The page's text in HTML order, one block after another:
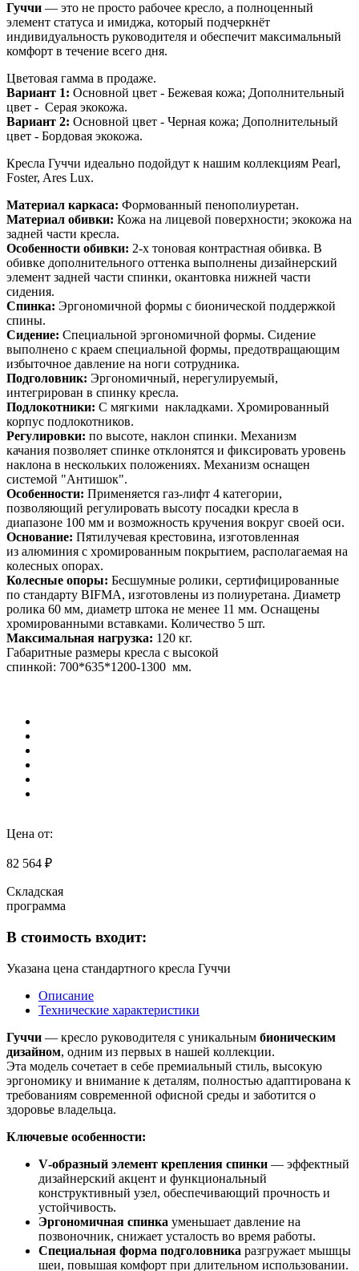
Гуччи — это не просто рабочее кресло, а полноценный
элемент статуса и имиджа, который подчеркнёт
индивидуальность руководителя и обеспечит максимальный
комфорт в течение всего дня.
Цветовая гамма в продаже.
Вариант 1: Основной цвет - Бежевая кожа; Дополнительный
цвет - Серая экокожа.
Вариант 2: Основной цвет - Черная кожа; Дополнительный
цвет - Бордовая экокожа.
Кресла Гуччи идеально подойдут к нашим коллекциям Pearl,
Foster, Ares Lux.
Материал каркаса: Формованный пенополиуретан.
Материал обивки: Кожа на лицевой поверхности; экокожа на
задней части кресла.
Особенности обивки: 2-х тоновая контрастная обивка. В
обивке дополнительного оттенка выполнены дизайнерский
элемент задней части спинки, окантовка нижней части
сидения.
Спинка: Эргономичной формы с бионической поддержкой
спины.
Сидение: Специальной эргономичной формы. Сидение
выполнено с краем специальной формы, предотвращающим
избыточное давление на ноги сотрудника.
Подголовник: Эргономичный, нерегулируемый,
интегрирован в спинку кресла.
Подлокотники: С мягкими накладками. Хромированный
корпус подлокотников.
Регулировки: по высоте, наклон спинки. Механизм
качания позволяет спинке отклонятся и фиксировать уровень
наклона в нескольких положениях. Механизм оснащен
системой "Антишок".
Особенности: Применяется газ-лифт 4 категории,
позволяющий регулировать высоту посадки кресла в
диапазоне 100 мм и возможность кручения вокруг своей оси.
Основание: Пятилучевая крестовина, изготовленная
из алюминия с хромированным покрытием, располагаемая на
колесных опорах.
Колесные опоры: Бесшумные ролики, сертифицированные
по стандарту BIFMA, изготовлены из полиуретана. Диаметр
ролика 60 мм, диаметр штока не менее 11 мм. Оснащены
хромированными вставками. Количество 5 шт.
Максимальная нагрузка: 120 кг.
Габаритные размеры кресла с высокой
спинкой: 700*635*1200-1300 мм.
Цена от:
82 564 ₽
Складская
программа
В стоимость входит:
Указана цена стандартного кресла Гуччи
Описание
Технические характеристики
Гуччи — кресло руководителя с уникальным бионическим
дизайном, одним из первых в нашей коллекции.
Эта модель сочетает в себе премиальный стиль, высокую
эргономику и внимание к деталям, полностью адаптирована к
требованиям современной офисной среды и заботится о
здоровье владельца.
Ключевые особенности:
V‑образный элемент крепления спинки — эффектный
дизайнерский акцент и функциональный
конструктивный узел, обеспечивающий прочность и
устойчивость.
Эргономичная спинка уменьшает давление на
позвоночник, снижает усталость во время работы.
Специальная форма подголовника разгружает мышцы
шеи, повышая комфорт при длительном использовании.